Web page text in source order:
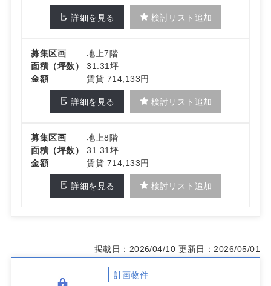
詳細を見る 検討リスト追加
募集区画
地上7階
面積（坪数）
31.31坪
金額
賃貸 714,133円
詳細を見る 検討リスト追加
募集区画
地上8階
面積（坪数）
31.31坪
金額
賃貸 714,133円
詳細を見る 検討リスト追加
掲載日：2026/04/10 更新日：2026/05/01
計画物件